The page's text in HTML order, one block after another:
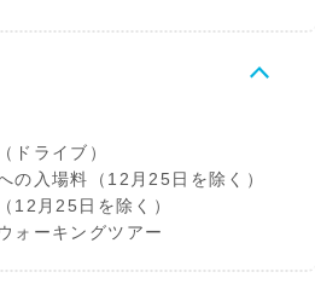
ドライブ）
の入場料（12月25日を除く）
12月25日を除く）
ォーキングツアー